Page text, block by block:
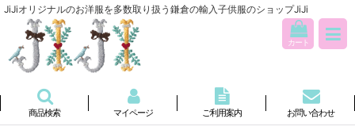
JiJiオリジナルのお洋服を多数取り扱う鎌倉の輸入子供服のショップJiJi
カート
商品検索 マイページ ご利用案内 お問い合わせ